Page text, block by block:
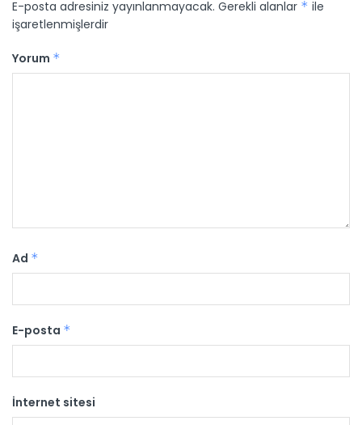
E-posta adresiniz yayınlanmayacak. Gerekli alanlar * ile
işaretlenmişlerdir
Yorum *
Ad *
E-posta *
İnternet sitesi